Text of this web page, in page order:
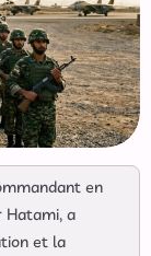
en
Hatami, a
et la